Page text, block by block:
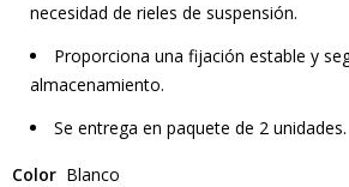
necesidad de rieles de suspensión.
Proporciona una fijación estable y
almacenamiento.
Se entrega en paquete de 2 unidades.
Color Blanco